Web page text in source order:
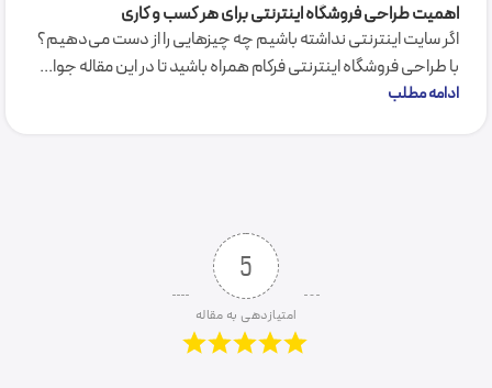
اهمیت طراحی فروشگاه اینترنتی برای هر کسب و کاری
اگر سایت اینترنتی نداشته باشیم چه چیز­هایی را از دست می‌دهیم؟
با طراحی فروشگاه اینترنتی فرکام همراه باشید تا در این مقاله جوا...
ادامه مطلب
5
امتیازدهی به مقاله